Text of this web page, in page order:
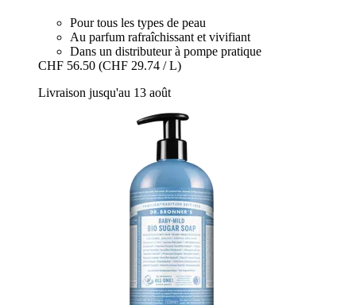
Pour tous les types de peau
Au parfum rafraîchissant et vivifiant
Dans un distributeur à pompe pratique
CHF 56.50 (CHF 29.74 / L)
Livraison jusqu'au 13 août